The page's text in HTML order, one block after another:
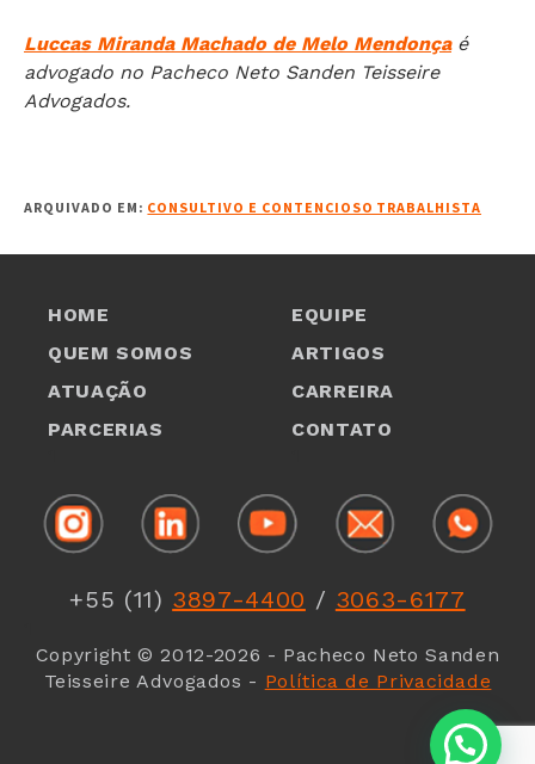
Luccas Miranda Machado de Melo Mendonçaé
advogado no Pacheco Neto Sanden Teisseire
Advogados.
ARQUIVADO EM: CONSULTIVO E CONTENCIOSO TRABALHISTA
HOME
QUEM SOMOS
ATUAÇÃO
PARCERIAS
EQUIPE
ARTIGOS
CARREIRA
CONTATO
+55 (11) 3897-4400 / 3063-6177
Copyright © 2012-2026 - Pacheco Neto Sanden
Teisseire Advogados - Política de Privacidade